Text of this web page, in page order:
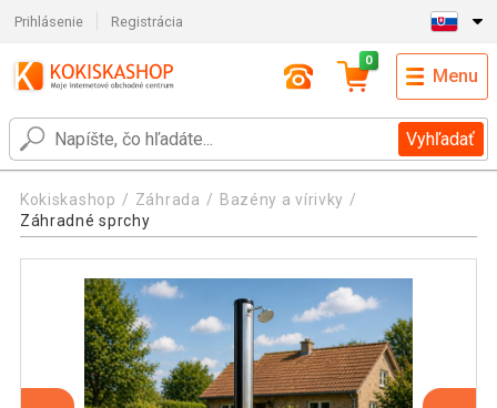
Prihlásenie Registrácia
Vyhľadať
0
Menu
Kokiskashop Záhrada
Bazény a vírivky
Záhradné sprchy